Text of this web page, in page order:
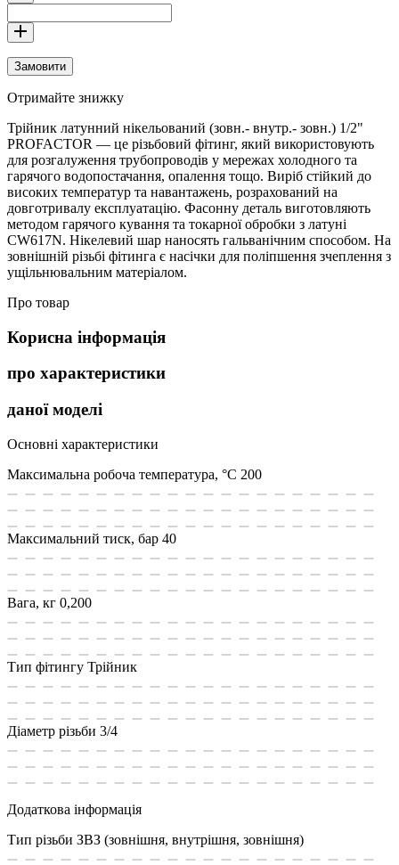
Замовити
Отримайте знижку
Трійник латунний нікельований (зовн.- внутр.- зовн.) 1/2"
PROFACTOR — це різьбовий фітинг, який використовують
для розгалуження трубопроводів у мережах холодного та
гарячого водопостачання, опалення тощо. Виріб стійкий до
високих температур та навантажень, розрахований на
довготривалу експлуатацію. Фасонну деталь виготовляють
методом гарячого кування та токарної обробки з латуні
CW617N. Нікелевий шар наносять гальванічним способом. На
зовнішній різьбі фітинга є насічки для поліпшення зчеплення з
ущільнювальним матеріалом.
Про товар
Корисна інформація
про характеристики
даної моделі
Основні характеристики
Максимальна робоча температура, °С 200
Максимальний тиск, бар 40
Вага, кг 0,200
Тип фітингу Трійник
Діаметр різьби 3/4
Додаткова інформація
Тип різьби ЗВЗ (зовнішня, внутрішня, зовнішня)